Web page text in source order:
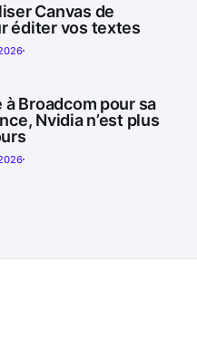
Canvas de
éditer vos textes
à Broadcom pour sa
Nvidia n’est plus